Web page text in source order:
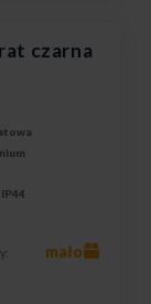
czarna
IP44
mało